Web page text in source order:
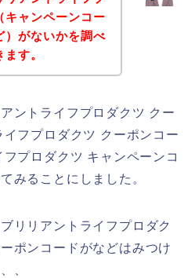
キャンペーンコー
）がないかを調べ
す。
ントライフプロダクツ クー
フプロダクツ クーポンコー
プロダクツ キャンペーンコ
みることにしました。
リリアントライフプロダク
ポンコードがなどはみつけ
、